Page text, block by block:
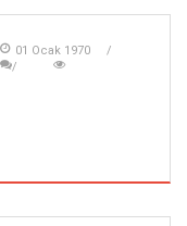
01 Ocak 1970